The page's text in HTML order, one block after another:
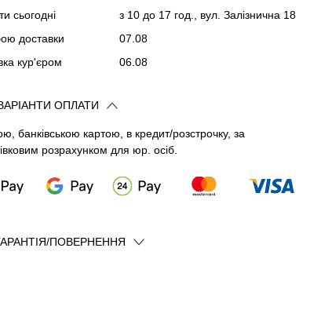
сьогодні
з 10 до 17 год., вул. Залізнична 18
доставки
07.08
кур'єром
06.08
ОПЛАТИ
банківською картою, в кредит/розстрочку, за
розрахунком для юр. осіб.
ПОВЕРНЕННЯ